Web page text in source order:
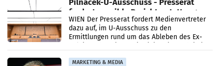
Pilnacek-U-Ausschuss - Presserat
fordert sensible Berichterstattung
WIEN Der Presserat fordert Medienvertreter
dazu auf, im U-Ausschuss zu den
Ermittlungen rund um das Ableben des Ex-
MARKETING & MEDIA